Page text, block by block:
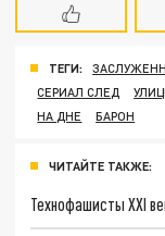
ТЕГИ:
СЕРИАЛ СЛЕД
НА ДНЕ
БАРОН
ЧИТАЙТЕ ТАКЖЕ:
Технофашисты XXI